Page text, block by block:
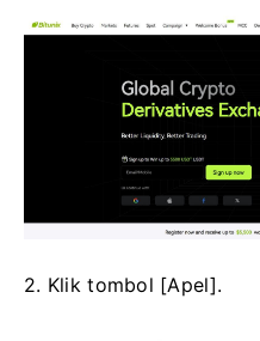
2. Klik tombol [Apel].